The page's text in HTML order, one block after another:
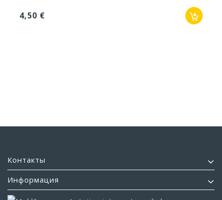
4,50 €
Контакты
Информация